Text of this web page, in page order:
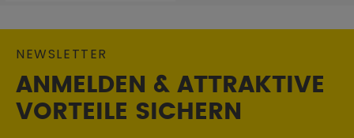
NEWSLETTER
ANMELDEN & ATTRAKTIVE
VORTEILE SICHERN